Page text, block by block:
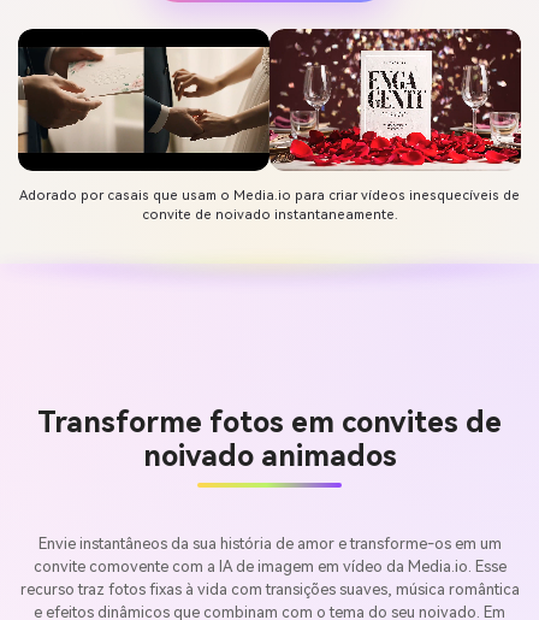
Adorado por casais que usam o Media.io para criar vídeos inesquecíveis de
convite de noivado instantaneamente.
Transforme fotos em convites de
noivado animados
Envie instantâneos da sua história de amor e transforme-os em um
convite comovente com a IA de imagem em vídeo da Media.io. Esse
recurso traz fotos fixas à vida com transições suaves, música romântica
e efeitos dinâmicos que combinam com o tema do seu noivado. Em